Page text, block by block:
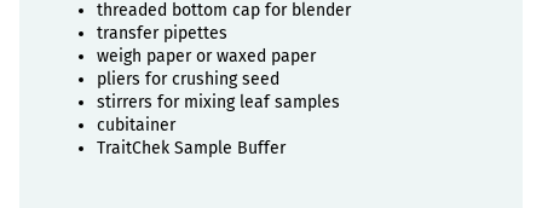
threaded bottom cap for blender
transfer pipettes
weigh paper or waxed paper
pliers for crushing seed
stirrers for mixing leaf samples
cubitainer
TraitChek Sample Buffer